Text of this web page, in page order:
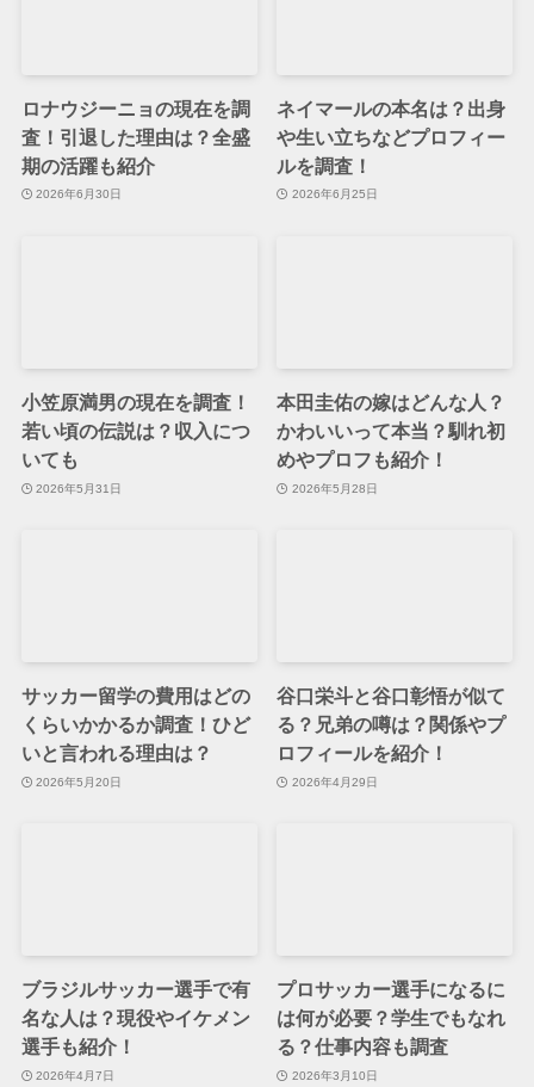
ロナウジーニョの現在を調
査！引退した理由は？全盛
期の活躍も紹介
2026年6月30日
ネイマールの本名は？出身
や生い立ちなどプロフィー
ルを調査！
2026年6月25日
小笠原満男の現在を調査！
若い頃の伝説は？収入につ
いても
2026年5月31日
本田圭佑の嫁はどんな人？
かわいいって本当？馴れ初
めやプロフも紹介！
2026年5月28日
サッカー留学の費用はどの
くらいかかるか調査！ひど
いと言われる理由は？
2026年5月20日
谷口栄斗と谷口彰悟が似て
る？兄弟の噂は？関係やプ
ロフィールを紹介！
2026年4月29日
ブラジルサッカー選手で有
名な人は？現役やイケメン
選手も紹介！
2026年4月7日
プロサッカー選手になるに
は何が必要？学生でもなれ
る？仕事内容も調査
2026年3月10日